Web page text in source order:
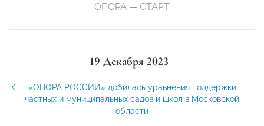
ОПОРА — СТАРТ
19 Декабря 2023
«ОПОРА РОССИИ» добилась уравнения поддержки
частных и муниципальных садов и школ в Московской
области